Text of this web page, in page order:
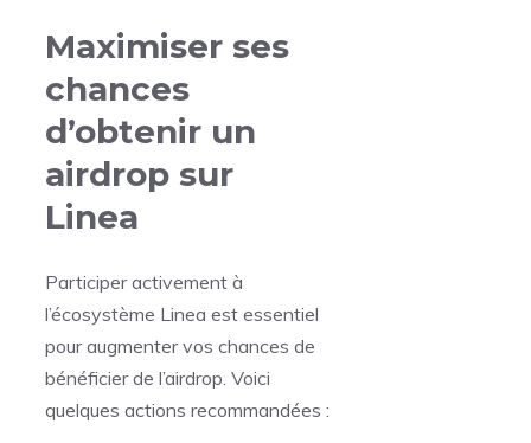
Maximiser ses
chances
d’obtenir un
airdrop sur
Linea
Participer activement à
l’écosystème Linea est essentiel
pour augmenter vos chances de
bénéficier de l’airdrop. Voici
quelques actions recommandées :